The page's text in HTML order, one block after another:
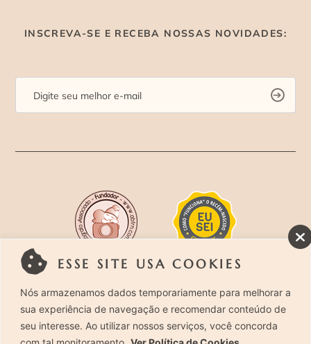
ESSE SITE USA COOKIES
Nós armazenamos dados temporariamente para melhorar a
sua experiência de navegação e recomendar conteúdo de
seu interesse. Ao utilizar nossos serviços, você concorda
INSCREVA-SE E RECEBA NOSSAS NOVIDADES:
Rua Costa Carvalho, 419 – Pinheiros, São Paulo –
SP. CEP 05429-130 – Telefone: (11) 94494-1818